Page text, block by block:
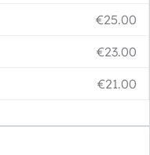
€25.00
€23.00
€21.00